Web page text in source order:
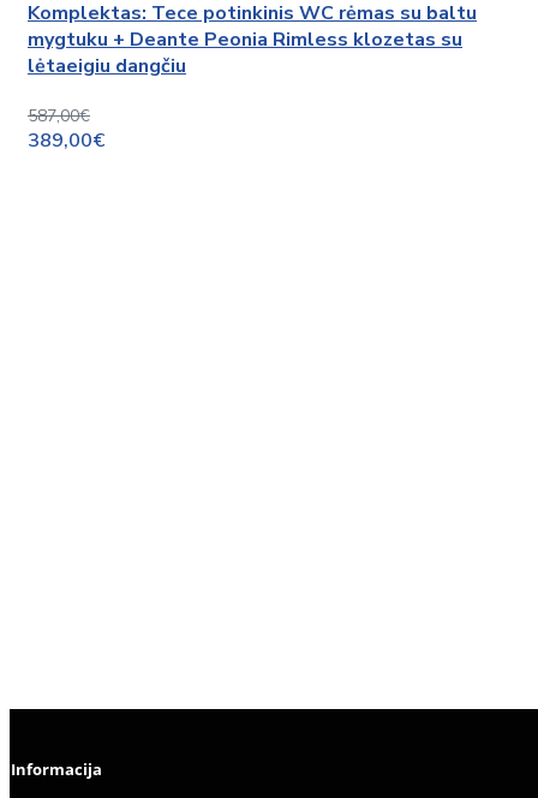
Komplektas: Tece potinkinis WC rėmas su baltu
mygtuku + Deante Peonia Rimless klozetas su
lėtaeigiu dangčiu
587,00€
389,00€
Informacija